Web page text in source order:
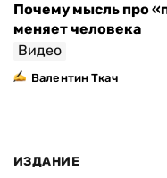
Почему мысль про
меняет человека
Видео
Валентин Ткач
ИЗДАНИЕ